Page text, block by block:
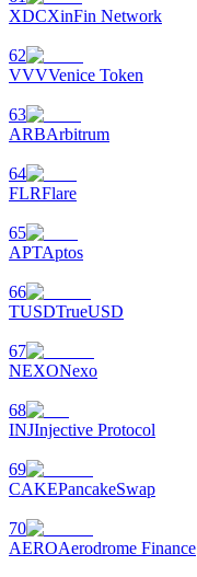
XDCXinFin Network
62
VVVVenice Token
63
ARBArbitrum
64
FLRFlare
65
APTAptos
66
TUSDTrueUSD
67
NEXONexo
68
INJInjective Protocol
69
CAKEPancakeSwap
70
AEROAerodrome Finance